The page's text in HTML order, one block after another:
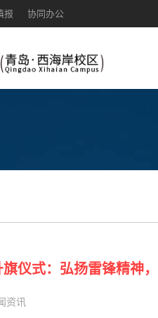
报 协同办公
仪式：弘扬雷锋精神
资讯